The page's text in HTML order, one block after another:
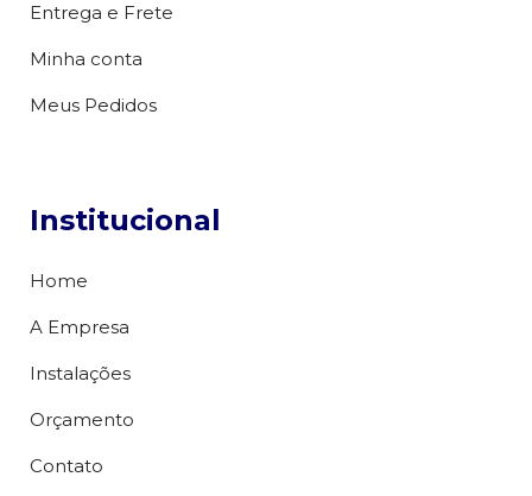
Entrega e Frete
Minha conta
Meus Pedidos
Institucional
Home
A Empresa
Instalações
Orçamento
Contato